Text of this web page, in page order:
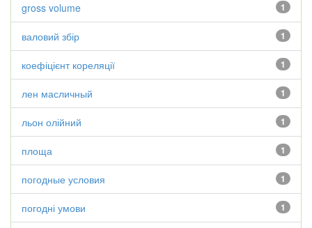
1
gross volume
1
валовий збір
1
коефіцієнт кореляції
1
лен масличный
1
льон олійний
1
площа
1
погодные условия
1
погодні умови